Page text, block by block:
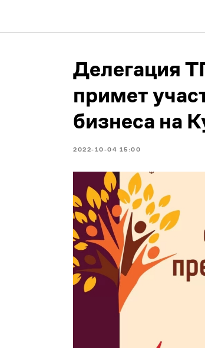
Делегация
примет
бизнеса на
2022-10-04 15:00